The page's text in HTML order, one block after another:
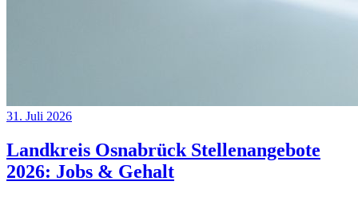
31. Juli 2026
Landkreis Osnabrück Stellenangebote
2026: Jobs & Gehalt